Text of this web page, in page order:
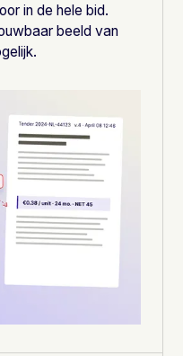
in de hele bid.
beeld van